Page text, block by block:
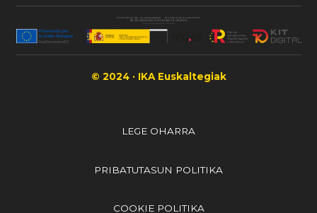
© 2024 · IKA Euskaltegiak
LEGE OHARRA
PRIBATUTASUN POLITIKA
COOKIE POLITIKA